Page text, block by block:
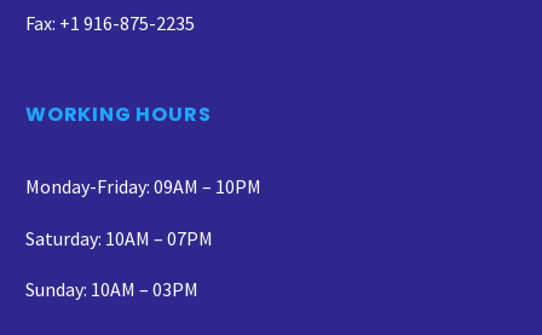
Fax: +1 916-875-2235
WORKING HOURS
Monday-Friday: 09AM – 10PM
Saturday: 10AM – 07PM
Sunday: 10AM – 03PM